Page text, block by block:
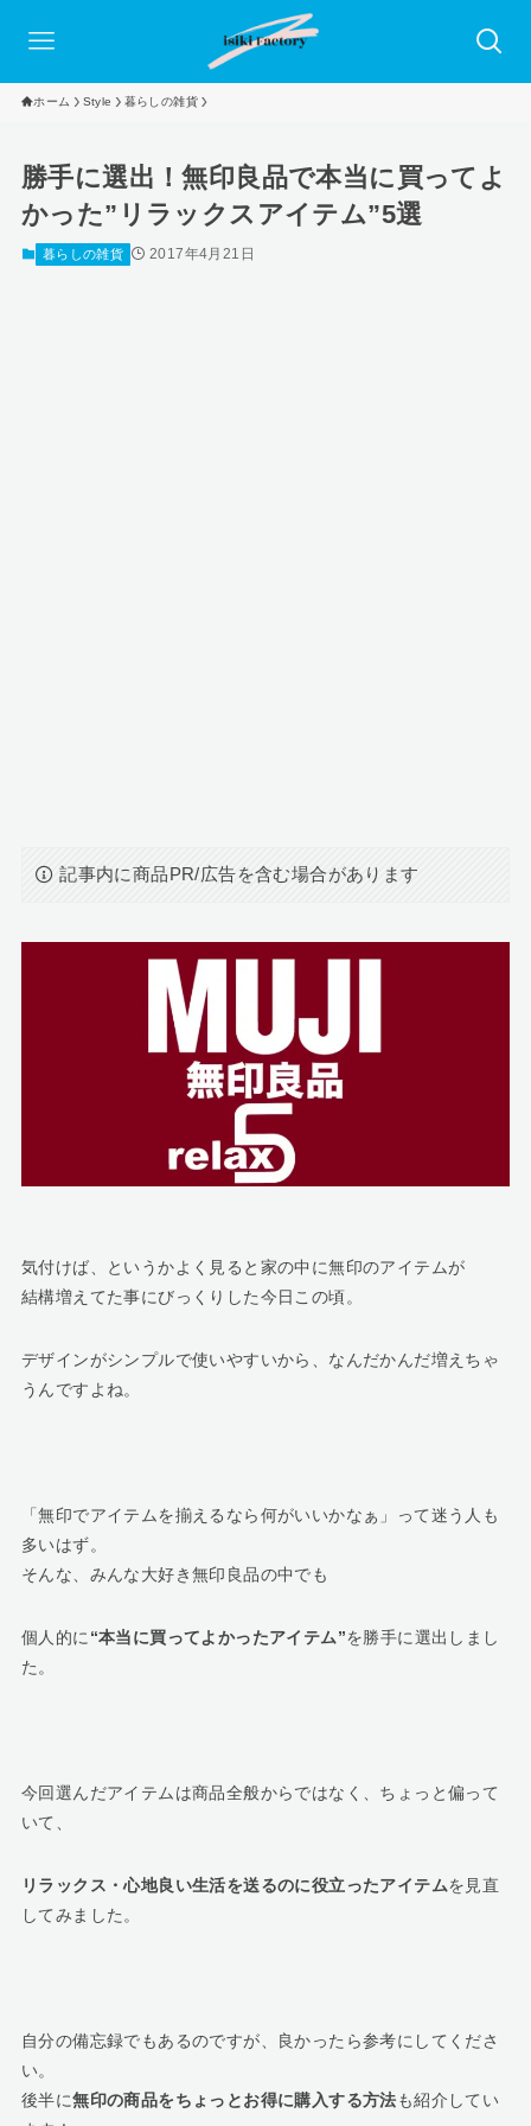
ホーム Style 暮らしの雑貨
勝手に選出！無印良品で本当に買ってよ
かった”リラックスアイテム”5選
暮らしの雑貨 2017年4月21日
記事内に商品PR/広告を含む場合があります
気付けば、というかよく見ると家の中に無印のアイテムが
結構増えてた事にびっくりした今日この頃。
デザインがシンプルで使いやすいから、なんだかんだ増えちゃ
うんですよね。
「無印でアイテムを揃えるなら何がいいかなぁ」って迷う人も
多いはず。
そんな、みんな大好き無印良品の中でも
個人的に “本当に買ってよかったアイテム”を勝手に選出しまし
た。
今回選んだアイテムは商品全般からではなく、ちょっと偏って
いて、
リラックス・心地良い生活を送るのに役立ったアイテムを見直
してみました。
自分の備忘録でもあるのですが、良かったら参考にしてくださ
い。
後半に無印の商品をちょっとお得に購入する方法も紹介してい